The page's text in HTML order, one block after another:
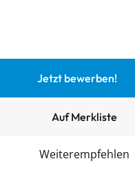
Jetzt bewerben!
Auf Merkliste
Weiterempfehlen